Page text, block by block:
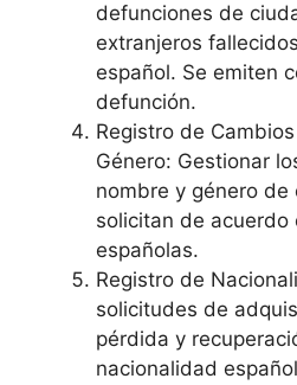
defunciones de
extranjeros
español. Se emiten
defunción.
Registro de
Género: Gestionar
nombre y género
solicitan de acuerdo
españolas.
Registro de
solicitudes de
pérdida y
nacionalidad